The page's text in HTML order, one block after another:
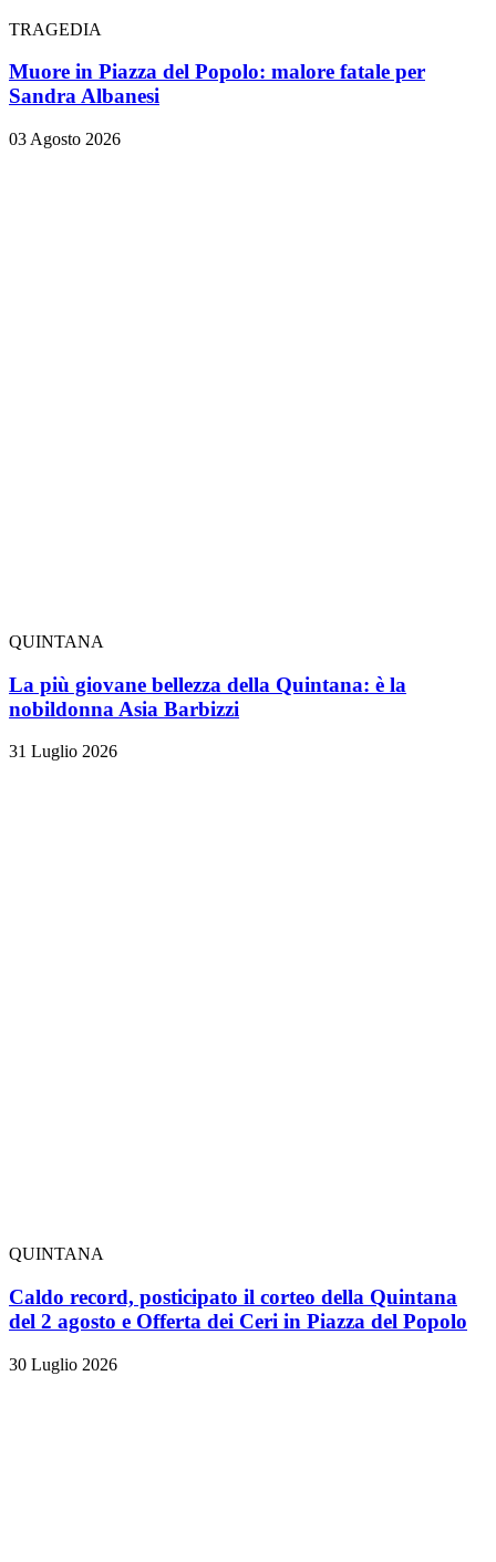
TRAGEDIA
Muore in Piazza del Popolo: malore fatale per
Sandra Albanesi
03 Agosto 2026
QUINTANA
La più giovane bellezza della Quintana: è la
nobildonna Asia Barbizzi
31 Luglio 2026
QUINTANA
Caldo record, posticipato il corteo della Quintana
del 2 agosto e Offerta dei Ceri in Piazza del Popolo
30 Luglio 2026